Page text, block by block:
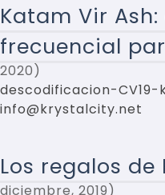
Katam Vir
frecuencial
2020
descodificacion-
info@krystalcity.net
Los regalos
diciembre, 2019